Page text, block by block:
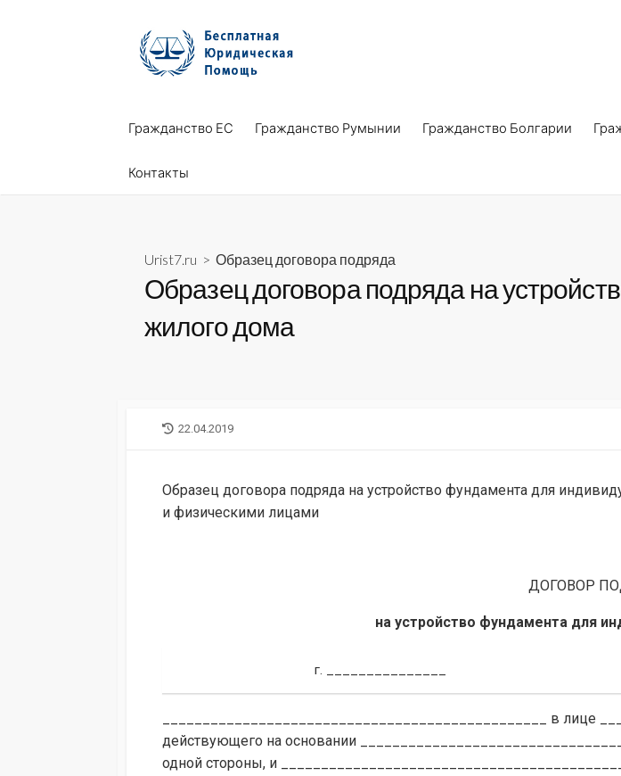
Гражданство ЕС Гражданство Румынии Гражданство Болгарии
Контакты
Urist7.ru > Образец договора подряда
Образец договора подряда на
жилого дома
LAST
22.04.2019
Образец договора подряда на устройство фундамента для
и физическими лицами
ДОГОВОР
на устройство фундамента для
г. _______________
________________________________________________ в лице
действующего на основании
одной стороны, и